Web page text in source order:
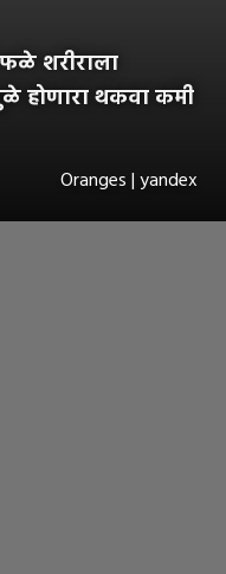
शरीराला
होणारा थकवा कमी
Oranges | yandex